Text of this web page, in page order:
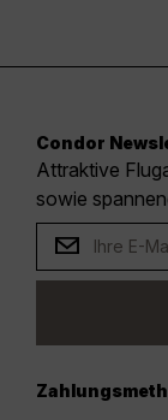
Condor
Attraktive
sowie